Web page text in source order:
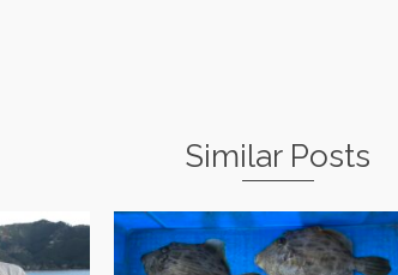
Similar Posts